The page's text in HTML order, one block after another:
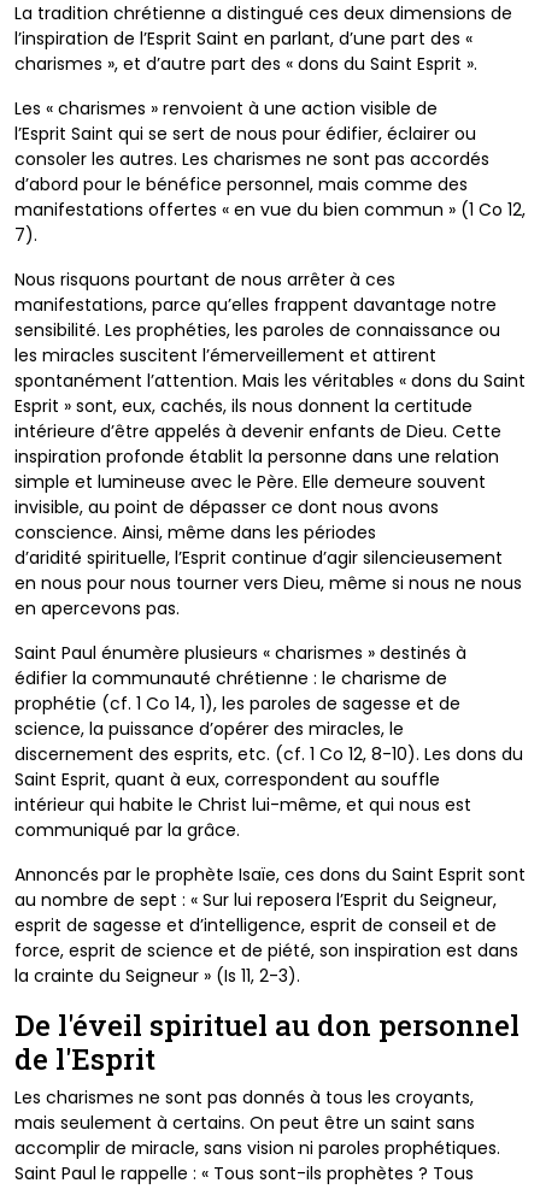
La tradition chrétienne a distingué ces deux dimensions de
l’inspiration de l’Esprit Saint en parlant, d’une part des «
charismes », et d’autre part des « dons du Saint Esprit ».
Les « charismes » renvoient à une action visible de
l’Esprit Saint qui se sert de nous pour édifier, éclairer ou
consoler les autres. Les charismes ne sont pas accordés
d’abord pour le bénéfice personnel, mais comme des
manifestations offertes « en vue du bien commun » (1 Co 12,
7).
Nous risquons pourtant de nous arrêter à ces
manifestations, parce qu’elles frappent davantage notre
sensibilité. Les prophéties, les paroles de connaissance ou
les miracles suscitent l’émerveillement et attirent
spontanément l’attention. Mais les véritables « dons du Saint
Esprit » sont, eux, cachés, ils nous donnent la certitude
intérieure d’être appelés à devenir enfants de Dieu. Cette
inspiration profonde établit la personne dans une relation
simple et lumineuse avec le Père. Elle demeure souvent
invisible, au point de dépasser ce dont nous avons
conscience. Ainsi, même dans les périodes
d’aridité spirituelle, l’Esprit continue d’agir silencieusement
en nous pour nous tourner vers Dieu, même si nous ne nous
en apercevons pas.
Saint Paul énumère plusieurs « charismes » destinés à
édifier la communauté chrétienne : le charisme de
prophétie (cf. 1 Co 14, 1), les paroles de sagesse et de
science, la puissance d’opérer des miracles, le
discernement des esprits, etc. (cf. 1 Co 12, 8-10). Les dons du
Saint Esprit, quant à eux, correspondent au souffle
intérieur qui habite le Christ lui-même, et qui nous est
communiqué par la grâce.
Annoncés par le prophète Isaïe, ces dons du Saint Esprit sont
au nombre de sept : « Sur lui reposera l’Esprit du Seigneur,
esprit de sagesse et d’intelligence, esprit de conseil et de
force, esprit de science et de piété, son inspiration est dans
la crainte du Seigneur » (Is 11, 2-3).
De l'éveil spirituel au don personnel
de l'Esprit
Les charismes ne sont pas donnés à tous les croyants,
mais seulement à certains. On peut être un saint sans
accomplir de miracle, sans vision ni paroles prophétiques.
Saint Paul le rappelle : « Tous sont-ils prophètes ? Tous